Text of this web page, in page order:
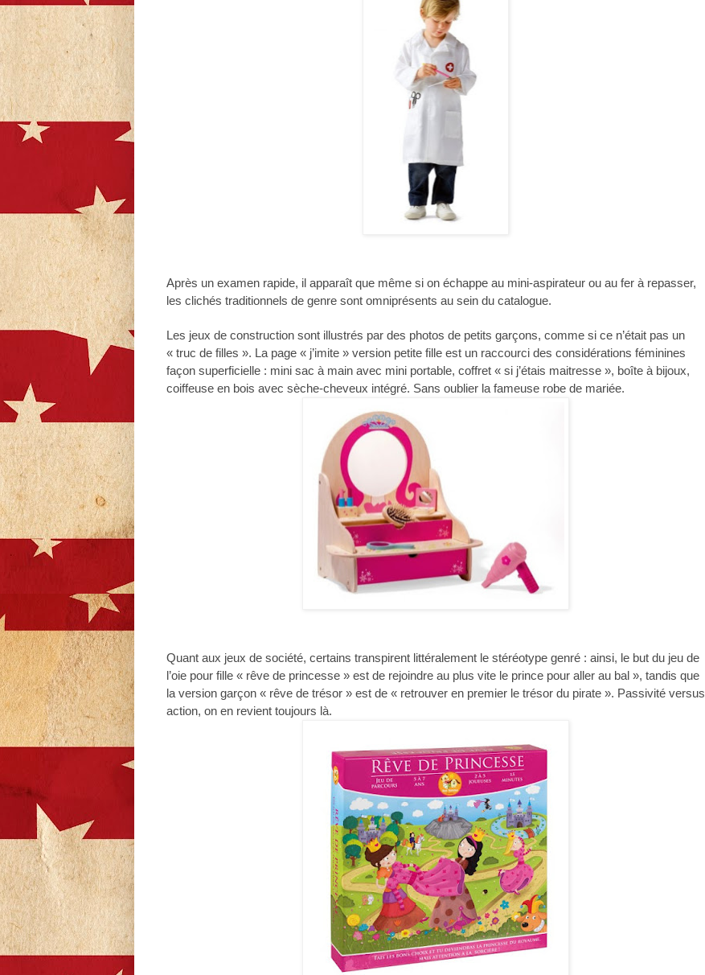
Après un examen rapide, il apparaît que même si on échappe au mini-aspirateur ou au fer à repasser,
les clichés traditionnels de genre sont omniprésents au sein du catalogue.
Les jeux de construction sont illustrés par des photos de petits garçons, comme si ce n’était pas un
« truc de filles ». La page « j’imite » version petite fille est un raccourci des considérations féminines
façon superficielle : mini sac à main avec mini portable, coffret « si j’étais maitresse », boîte à bijoux,
coiffeuse en bois avec sèche-cheveux intégré. Sans oublier la fameuse robe de mariée.
Quant aux jeux de société, certains transpirent littéralement le stéréotype genré : ainsi, le but du jeu de
l’oie pour fille « rêve de princesse » est de rejoindre au plus vite le prince pour aller au bal », tandis que
la version garçon « rêve de trésor » est de « retrouver en premier le trésor du pirate ». Passivité versus
action, on en revient toujours là.